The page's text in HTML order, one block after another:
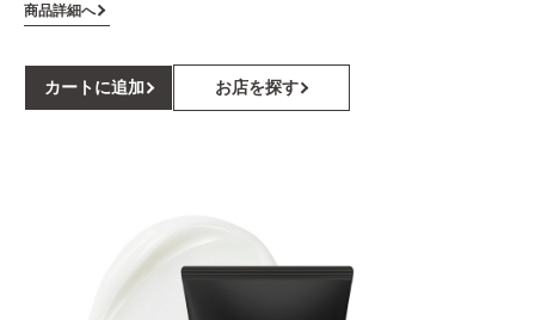
商品詳細へ
カートに追加 お店を探す